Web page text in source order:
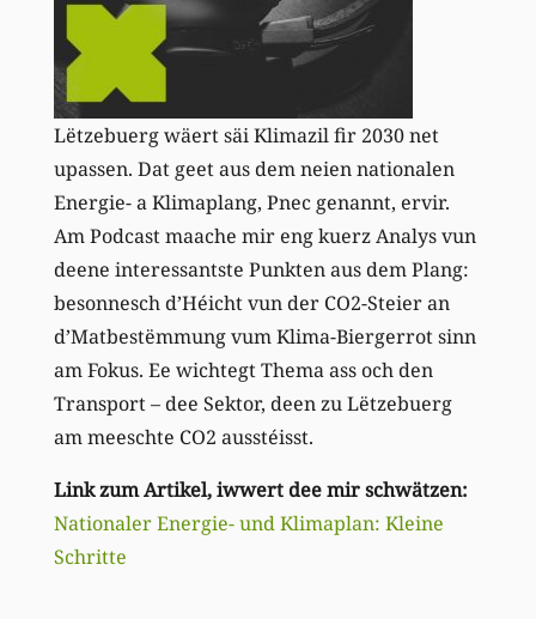
Lëtzebuerg wäert säi Klimazil fir 2030 net
upassen. Dat geet aus dem neien nationalen
Energie- a Klimaplang, Pnec genannt, ervir.
Am Podcast maache mir eng kuerz Analys vun
deene interessantste Punkten aus dem Plang:
besonnesch d’Héicht vun der CO2-Steier an
d’Matbestëmmung vum Klima-Biergerrot sinn
am Fokus. Ee wichtegt Thema ass och den
Transport – dee Sektor, deen zu Lëtzebuerg
am meeschte CO2 ausstéisst.
Link zum Artikel, iwwert dee mir schwätzen:
Nationaler Energie- und Klimaplan: Kleine
Schritte